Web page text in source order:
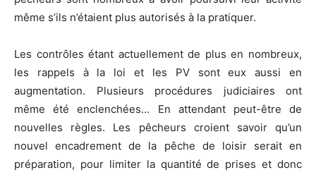
même s’ils n’étaient plus autorisés à la pratiquer.
Les contrôles étant actuellement de plus en nombreux,
les rappels à la loi et les PV sont eux aussi en
augmentation. Plusieurs procédures judiciaires ont
même été enclenchées… En attendant peut-être de
nouvelles règles. Les pêcheurs croient savoir qu’un
nouvel encadrement de la pêche de loisir serait en
préparation, pour limiter la quantité de prises et donc